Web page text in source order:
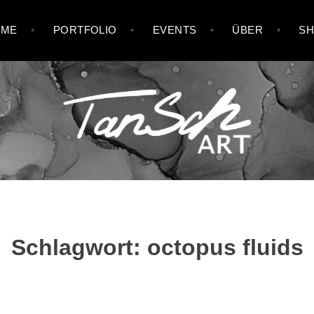
PORTFOLIO EVENTS ÜBER
Schlagwort: octopus fluids